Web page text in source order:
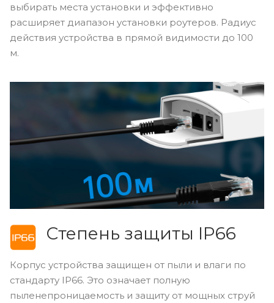
выбирать места установки и эффективно
расширяет диапазон установки роутеров. Радиус
действия устройства в прямой видимости до 100
м.
Степень защиты IP66
Корпус устройства защищен от пыли и влаги по
стандарту IP66. Это означает полную
пыленепроницаемость и защиту от мощных струй